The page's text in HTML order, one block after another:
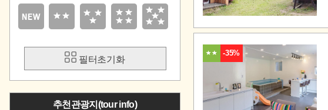
필터초기화
추천관광지(tour info)
-35%